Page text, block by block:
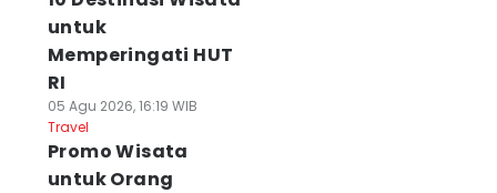
untuk
Memperingati HUT
RI
05 Agu 2026, 16:19 WIB
Travel
Promo Wisata
untuk Orang